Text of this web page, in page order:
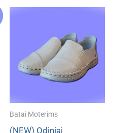
€ 62.80.€ 36.40.
Batai Moterims
(NEW) Odiniai